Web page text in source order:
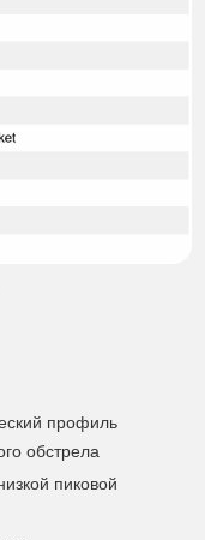
профиль
обстрела
пиковой